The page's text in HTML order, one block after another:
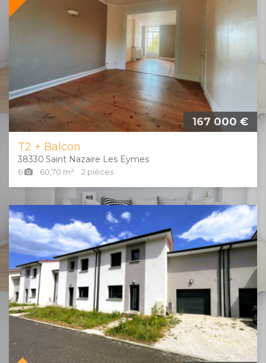
167 000 €
T2 + Balcon
Saint Nazaire Les Eymes
38330
6 60,70 m² 2 pièces